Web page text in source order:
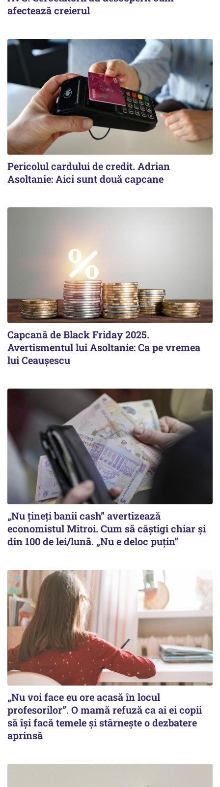
afectează creierul
Pericolul cardului de credit. Adrian
Asoltanie: Aici sunt două capcane
Capcană de Black Friday 2025.
Avertismentul lui Asoltanie: Ca pe vremea
lui Ceaușescu
„Nu țineți banii cash” avertizează
economistul Mitroi. Cum să câștigi chiar și
din 100 de lei/lună. „Nu e deloc puțin”
„Nu voi face eu ore acasă în locul
profesorilor”. O mamă refuză ca ai ei copii
să își facă temele și stârnește o dezbatere
aprinsă